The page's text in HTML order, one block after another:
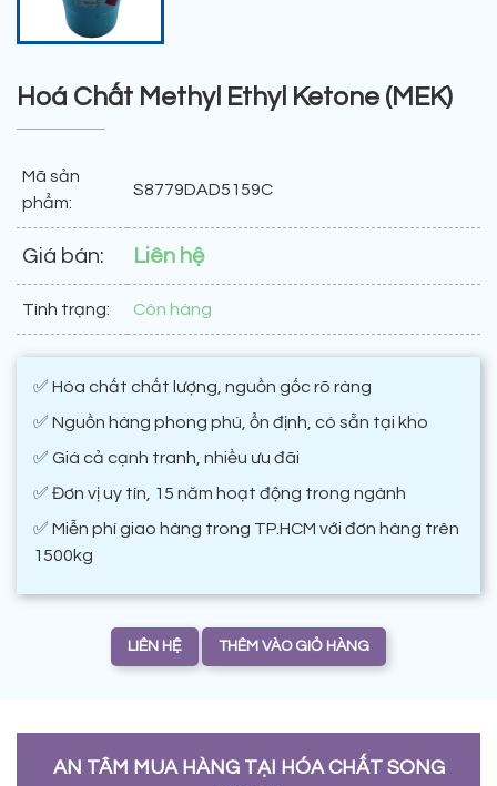
Hoá Chất Methyl Ethyl Ketone (MEK)
Mã sản
phẩm:
S8779DAD5159C
Giá bán: Liên hệ
Tình trạng: Còn hàng
✅ Hóa chất chất lượng, nguồn gốc rõ ràng
✅ Nguồn hàng phong phú, ổn định, có sẵn tại kho
✅ Giá cả cạnh tranh, nhiều ưu đãi
✅ Đơn vị uy tín, 15 năm hoạt động trong ngành
✅ Miễn phí giao hàng trong TP.HCM với đơn hàng trên
1500kg
LIÊN HỆ THÊM VÀO GIỎ HÀNG
AN TÂM MUA HÀNG TẠI HÓA CHẤT SONG